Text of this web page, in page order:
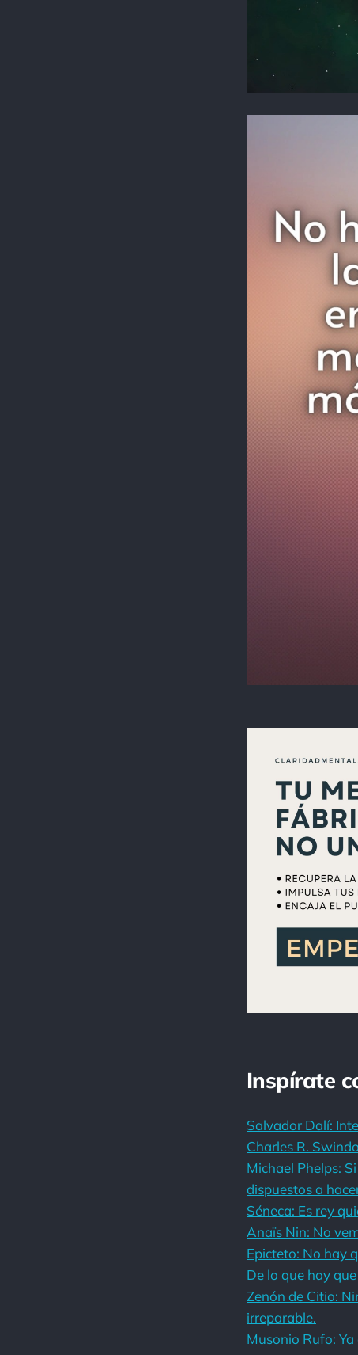
Inspírate
Salvador Dalí:
Charles R.
Michael Phelps:
dispuestos a
Séneca: Es rey
Anaïs Nin: No
Epicteto: No hay
De lo que hay
Zenón de Citio:
irreparable.
Musonio Rufo: